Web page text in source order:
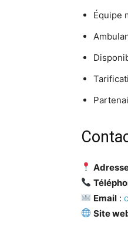
Équipe
Email :
Site